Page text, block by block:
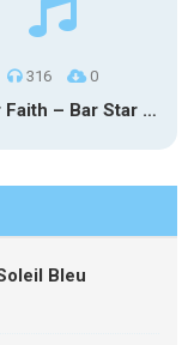
316 0
Carter Faith – Bar Star Vevo
Bleu